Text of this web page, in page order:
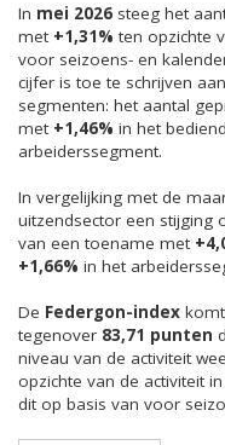
In mei 2026 steeg het
met +1,31% ten opzichte
voor seizoens- en
cijfer is toe te schrijven
segmenten: het aantal
met +1,46% in het
arbeiderssegment.
In vergelijking met de
uitzendsector een stijging
van een toename met
+1,66% in het
De Federgon-index
tegenover 83,71 punten
niveau van de activiteit
opzichte van de activiteit
dit op basis van voor